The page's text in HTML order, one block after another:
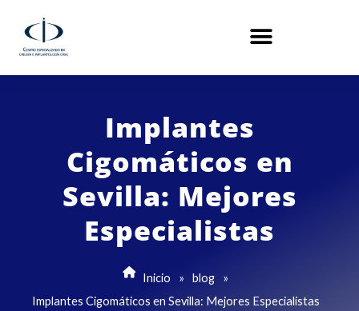
contenido
Implantes
Cigomáticos en
Sevilla: Mejores
Especialistas
Inicio » blog
»
Implantes Cigomáticos en Sevilla: Mejores Especialistas